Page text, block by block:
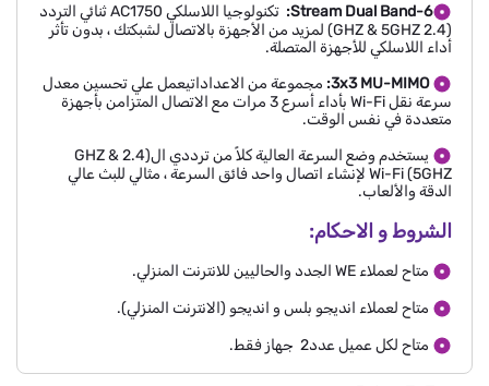
6-Stream Dual Band:
تكنولوجيا اللاسلكي AC1750 ثنائي التردد
(2.4 GHZ & 5GHZ) لمزيد من الأجهزة بالاتصال لشبكتك ، بدون تأثر
أداء اللاسلكي للأجهزة المتصلة.
3x3 MU-MIMO: مجموعة من الاعداداتيعمل علي تحسين معدل
سرعة نقل Wi-Fi بأداء أسرع 3 مرات مع الاتصال المتزامن بأجهزة
متعددة في نفس الوقت.
يستخدم وضع السرعة العالية كلاً من ترددي ال(2.4 GHZ &
5GHZ) Wi-Fi لإنشاء اتصال واحد فائق السرعة ، مثالي للبث عالي
الدقة والألعاب.
الشروط و الاحكام:
متاح لعملاء WE الجدد والحاليين للانترنت المنزلي.
متاح لعملاء انديجو بلس و انديجو (الانترنت المنزلي).
متاح لكل عميل عدد2 جهاز فقط.